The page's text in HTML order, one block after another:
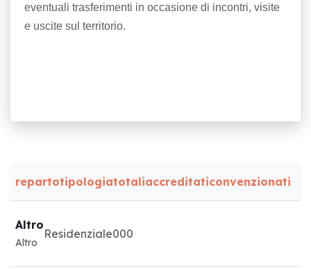
eventuali trasferimenti in occasione di incontri, visite
e uscite sul territorio.
repartotipologiatotaliaccreditaticonvenzionati
Altro
Altro
Residenziale000